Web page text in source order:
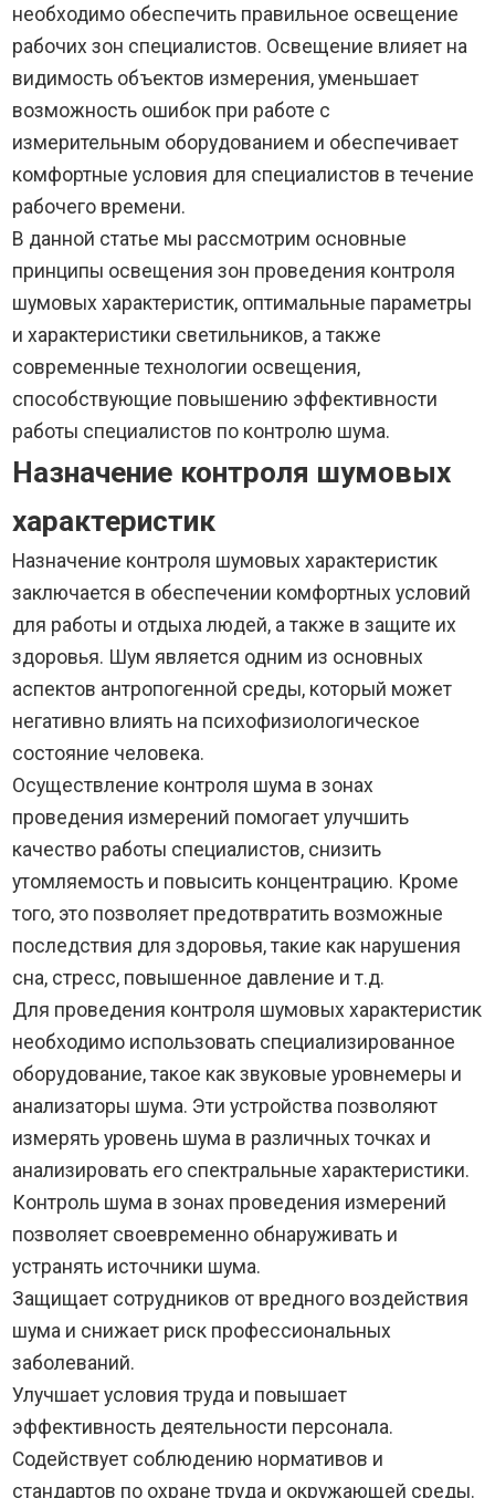
необходимо обеспечить правильное освещение
рабочих зон специалистов. Освещение влияет на
видимость объектов измерения, уменьшает
возможность ошибок при работе с
измерительным оборудованием и обеспечивает
комфортные условия для специалистов в течение
рабочего времени.
В данной статье мы рассмотрим основные
принципы освещения зон проведения контроля
шумовых характеристик, оптимальные параметры
и характеристики светильников, а также
современные технологии освещения,
способствующие повышению эффективности
работы специалистов по контролю шума.
Назначение контроля шумовых
характеристик
Назначение контроля шумовых характеристик
заключается в обеспечении комфортных условий
для работы и отдыха людей, а также в защите их
здоровья. Шум является одним из основных
аспектов антропогенной среды, который может
негативно влиять на психофизиологическое
состояние человека.
Осуществление контроля шума в зонах
проведения измерений помогает улучшить
качество работы специалистов, снизить
утомляемость и повысить концентрацию. Кроме
того, это позволяет предотвратить возможные
последствия для здоровья, такие как нарушения
сна, стресс, повышенное давление и т.д.
Для проведения контроля шумовых характеристик
необходимо использовать специализированное
оборудование, такое как звуковые уровнемеры и
анализаторы шума. Эти устройства позволяют
измерять уровень шума в различных точках и
анализировать его спектральные характеристики.
Контроль шума в зонах проведения измерений
позволяет своевременно обнаруживать и
устранять источники шума.
Защищает сотрудников от вредного воздействия
шума и снижает риск профессиональных
заболеваний.
Улучшает условия труда и повышает
эффективность деятельности персонала.
Содействует соблюдению нормативов и
стандартов по охране труда и окружающей среды.